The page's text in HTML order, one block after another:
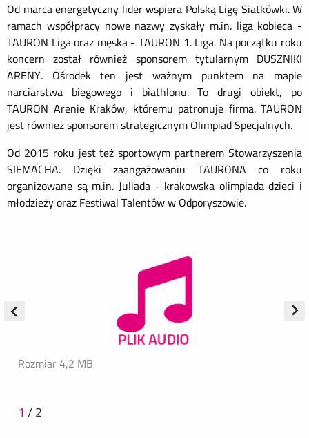
Od marca energetyczny lider wspiera Polską Ligę Siatkówki. W
ramach współpracy nowe nazwy zyskały m.in. liga kobieca -
TAURON Liga oraz męska - TAURON 1. Liga. Na początku roku
koncern został również sponsorem tytularnym DUSZNIKI
ARENY. Ośrodek ten jest ważnym punktem na mapie
narciarstwa biegowego i biathlonu. To drugi obiekt, po
TAURON Arenie Kraków, któremu patronuje firma. TAURON
jest również sponsorem strategicznym Olimpiad Specjalnych.
Od 2015 roku jest też sportowym partnerem Stowarzyszenia
SIEMACHA. Dzięki zaangażowaniu TAURONA co roku
organizowane są m.in. Juliada - krakowska olimpiada dzieci i
młodzieży oraz Festiwal Talentów w Odporyszowie.
Rozmiar 4,2 MB
1 /2